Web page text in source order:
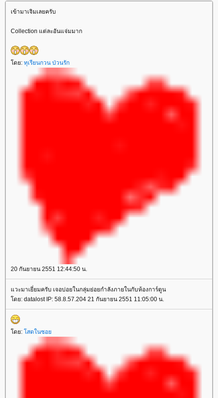
เข้ามาเจิมเลยครับ
Collection แต่ละอันแจ่มมาก
ดย: ทุเรียนกวน ป่วนรัก
20 กันยายน 2551 12:44:50 น.
วะมาเยี่ยมครับ เจอบ่อยในกลุ่มย่อยกำลังภายในกับห้องการ์ตูน
ดย: datalost IP: 58.8.57.204 21 กันยายน 2551 11:05:00 น.
ดย: สดในซอ